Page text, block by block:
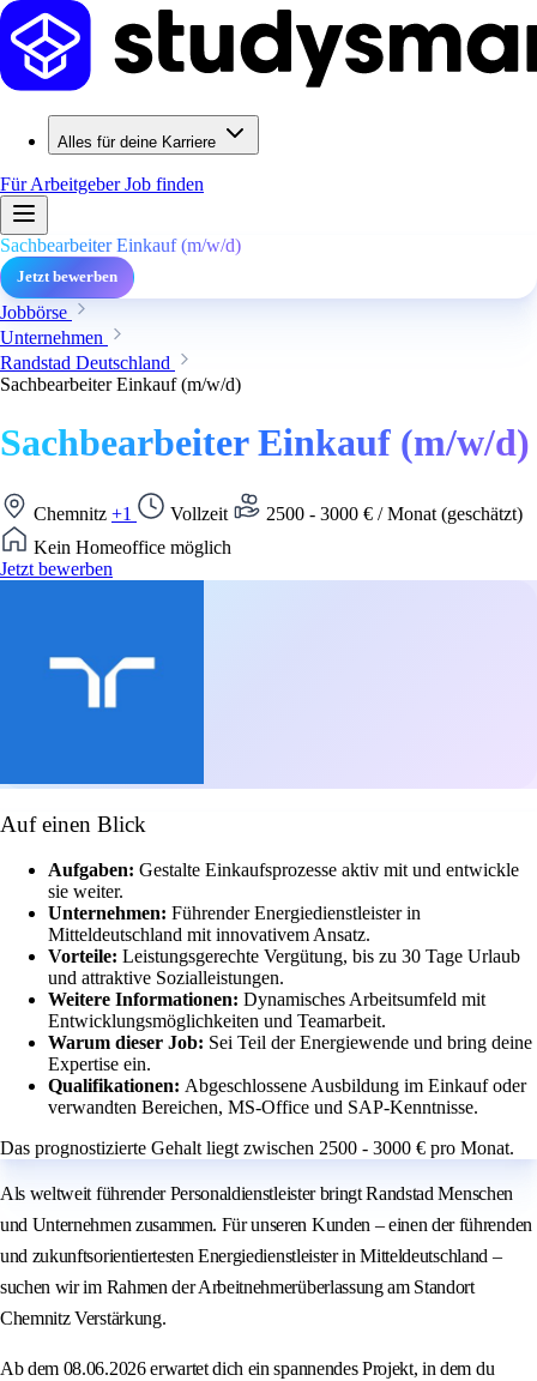
Alles für deine Karriere
Für ArbeitgeberJob finden
Sachbearbeiter Einkauf (m/w/d)
Jetzt bewerben
Jobbörse
Unternehmen
Randstad Deutschland
Sachbearbeiter Einkauf (m/w/d)
Sachbearbeiter Einkauf (m/w/d)
Chemnitz +1 Vollzeit
2500 - 3000 € / Monat (geschätzt)
Kein Homeoffice möglich
Jetzt bewerben
Auf einen Blick
Aufgaben: Gestalte Einkaufsprozesse aktiv mit und entwickle
sie weiter.
Unternehmen: Führender Energiedienstleister in
Mitteldeutschland mit innovativem Ansatz.
Vorteile: Leistungsgerechte Vergütung, bis zu 30 Tage Urlaub
und attraktive Sozialleistungen.
Weitere Informationen: Dynamisches Arbeitsumfeld mit
Entwicklungsmöglichkeiten und Teamarbeit.
Warum dieser Job: Sei Teil der Energiewende und bring deine
Expertise ein.
Qualifikationen: Abgeschlossene Ausbildung im Einkauf oder
verwandten Bereichen, MS-Office und SAP-Kenntnisse.
Das prognostizierte Gehalt liegt zwischen 2500 - 3000 € pro Monat.
Als weltweit führender Personaldienstleister bringt Randstad Menschen
und Unternehmen zusammen. Für unseren Kunden – einen der führenden
und zukunftsorientiertesten Energiedienstleister in Mitteldeutschland –
suchen wir im Rahmen der Arbeitnehmerüberlassung am Standort
Chemnitz Verstärkung.
Ab dem 08.06.2026 erwartet dich ein spannendes Projekt, in dem du